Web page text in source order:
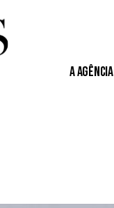
A Agência